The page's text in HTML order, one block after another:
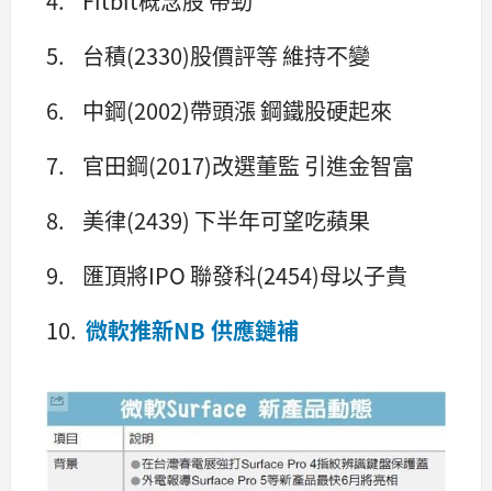
5. 台積(2330)股價評等 維持不變
6. 中鋼(2002)帶頭漲 鋼鐵股硬起來
7. 官田鋼(2017)改選董監 引進金智富
8. 美律(2439) 下半年可望吃蘋果
9. 匯頂將IPO 聯發科(2454)母以子貴
10. 微軟推新NB 供應鏈補